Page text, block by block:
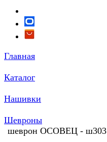
Главная
Каталог
Нашивки
Шевроны
шеврон ОСОВЕЦ - ш303